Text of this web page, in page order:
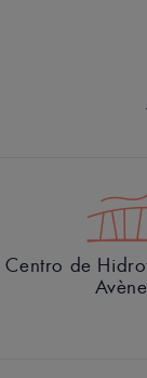
Centro de
Avène